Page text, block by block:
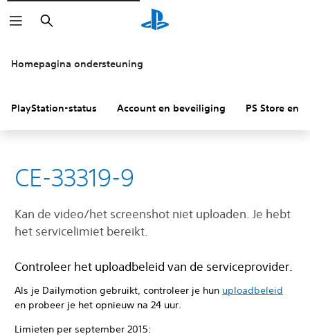
Zoeken
Homepagina ondersteuning
PlayStation-status Account en beveiliging PS Store en
CE-33319-9
Kan de video/het screenshot niet uploaden. Je hebt
het servicelimiet bereikt.
Controleer het uploadbeleid van de serviceprovider.
Als je Dailymotion gebruikt, controleer je hun uploadbeleid
en probeer je het opnieuw na 24 uur.
Limieten per september 2015: